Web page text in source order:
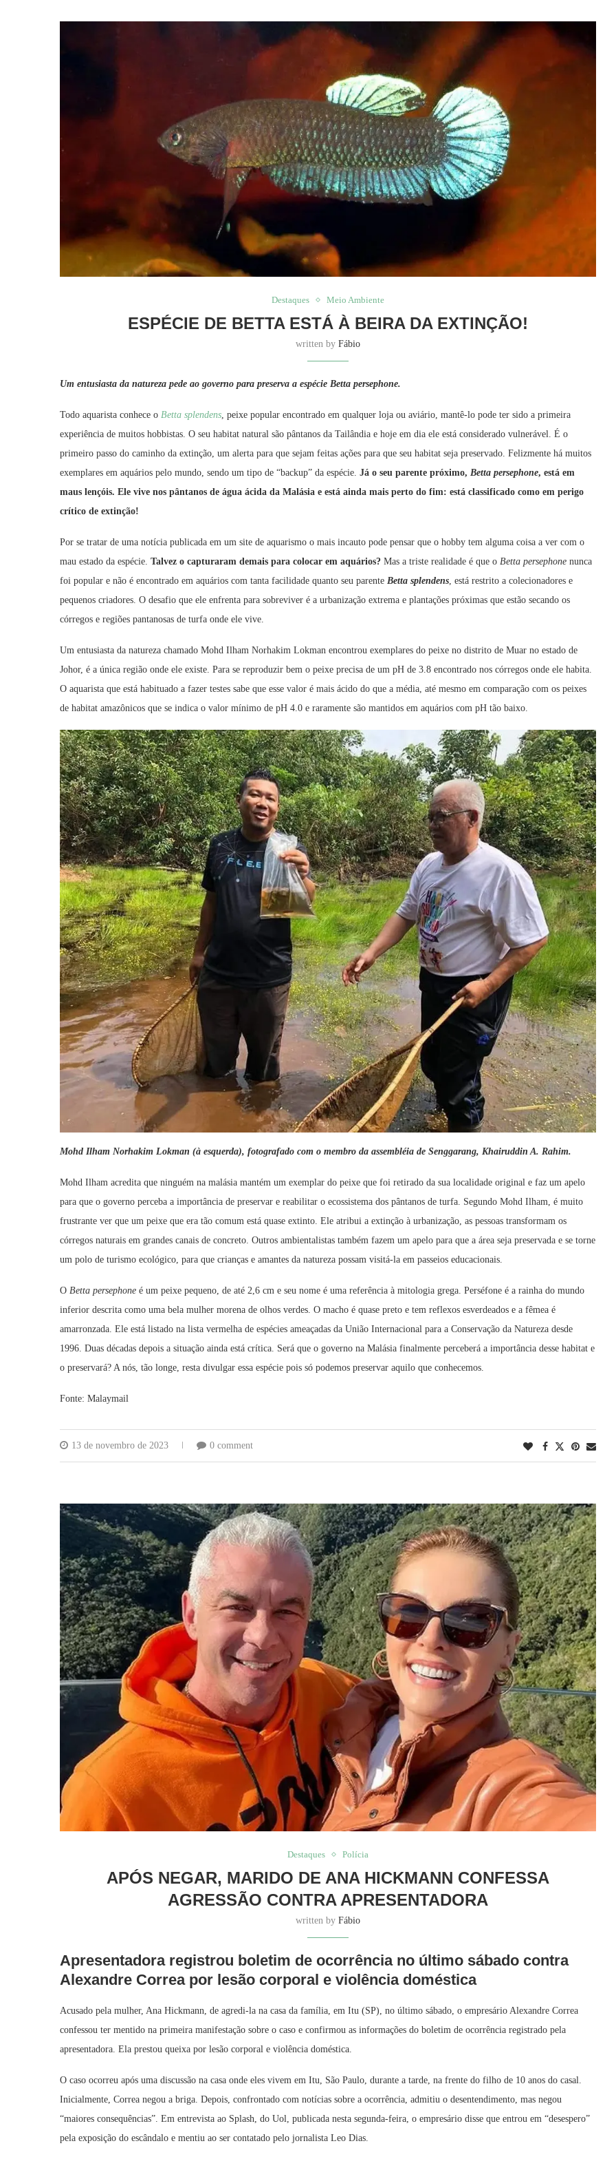
Destaques Meio Ambiente
ESPÉCIE DE BETTA ESTÁ À BEIRA DA EXTINÇÃO!
written by Fábio
Um entusiasta da natureza pede ao governo para preserva a espécie Betta persephone.
Todo aquarista conhece o Betta splendens, peixe popular encontrado em qualquer loja ou aviário, mantê-lo pode ter sido a primeira
experiência de muitos hobbistas. O seu habitat natural são pântanos da Tailândia e hoje em dia ele está considerado vulnerável. É o
primeiro passo do caminho da extinção, um alerta para que sejam feitas ações para que seu habitat seja preservado. Felizmente há muitos
exemplares em aquários pelo mundo, sendo um tipo de “backup” da espécie. Já o seu parente próximo, Betta persephone, está em
maus lençóis. Ele vive nos pântanos de água ácida da Malásia e está ainda mais perto do fim: está classificado como em perigo
crítico de extinção!
Por se tratar de uma notícia publicada em um site de aquarismo o mais incauto pode pensar que o hobby tem alguma coisa a ver com o
mau estado da espécie. Talvez o capturaram demais para colocar em aquários? Mas a triste realidade é que o Betta persephone nunca
foi popular e não é encontrado em aquários com tanta facilidade quanto seu parente Betta splendens, está restrito a colecionadores e
pequenos criadores. O desafio que ele enfrenta para sobreviver é a urbanização extrema e plantações próximas que estão secando os
córregos e regiões pantanosas de turfa onde ele vive.
Um entusiasta da natureza chamado Mohd Ilham Norhakim Lokman encontrou exemplares do peixe no distrito de Muar no estado de
Johor, é a única região onde ele existe. Para se reproduzir bem o peixe precisa de um pH de 3.8 encontrado nos córregos onde ele habita.
O aquarista que está habituado a fazer testes sabe que esse valor é mais ácido do que a média, até mesmo em comparação com os peixes
de habitat amazônicos que se indica o valor mínimo de pH 4.0 e raramente são mantidos em aquários com pH tão baixo.
Mohd Ilham Norhakim Lokman (à esquerda), fotografado com o membro da assembléia de Senggarang, Khairuddin A. Rahim.
Mohd Ilham acredita que ninguém na malásia mantém um exemplar do peixe que foi retirado da sua localidade original e faz um apelo
para que o governo perceba a importância de preservar e reabilitar o ecossistema dos pântanos de turfa. Segundo Mohd Ilham, é muito
frustrante ver que um peixe que era tão comum está quase extinto. Ele atribui a extinção à urbanização, as pessoas transformam os
córregos naturais em grandes canais de concreto. Outros ambientalistas também fazem um apelo para que a área seja preservada e se torne
um polo de turismo ecológico, para que crianças e amantes da natureza possam visitá-la em passeios educacionais.
O Betta persephone é um peixe pequeno, de até 2,6 cm e seu nome é uma referência à mitologia grega. Perséfone é a rainha do mundo
inferior descrita como uma bela mulher morena de olhos verdes. O macho é quase preto e tem reflexos esverdeados e a fêmea é
amarronzada. Ele está listado na lista vermelha de espécies ameaçadas da União Internacional para a Conservação da Natureza desde
1996. Duas décadas depois a situação ainda está crítica. Será que o governo na Malásia finalmente perceberá a importância desse habitat e
o preservará? A nós, tão longe, resta divulgar essa espécie pois só podemos preservar aquilo que conhecemos.
Fonte: Malaymail
13 de novembro de 2023 0 comment
Destaques Polícia
APÓS NEGAR, MARIDO DE ANA HICKMANN CONFESSA
AGRESSÃO CONTRA APRESENTADORA
written by Fábio
Apresentadora registrou boletim de ocorrência no último sábado contra
Alexandre Correa por lesão corporal e violência doméstica
Acusado pela mulher, Ana Hickmann, de agredi-la na casa da família, em Itu (SP), no último sábado, o empresário Alexandre Correa
confessou ter mentido na primeira manifestação sobre o caso e confirmou as informações do boletim de ocorrência registrado pela
apresentadora. Ela prestou queixa por lesão corporal e violência doméstica.
O caso ocorreu após uma discussão na casa onde eles vivem em Itu, São Paulo, durante a tarde, na frente do filho de 10 anos do casal.
Inicialmente, Correa negou a briga. Depois, confrontado com notícias sobre a ocorrência, admitiu o desentendimento, mas negou
“maiores consequências”. Em entrevista ao Splash, do Uol, publicada nesta segunda-feira, o empresário disse que entrou em “desespero”
pela exposição do escândalo e mentiu ao ser contatado pelo jornalista Leo Dias.